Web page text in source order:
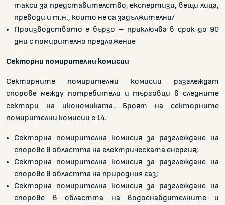
такси за представителство, експертизи, вещи лица,
преводи и т.н., които не са задължителни/
Производството е бързо – приключва в срок до 90
дни с помирително предложение
Секторни помирителни комисии
Секторните помирителни комисии разглеждат
спорове между потребители и търговци в следните
сектори на икономиката. Броят на секторните
помирителни комисии е 14.
Секторна помирителна комисия за разглеждане на
спорове в областта на електрическата енергия;
Секторна помирителна комисия за разглеждане на
спорове в областта на природния газ;
Секторна помирителна комисия за разглеждане на
спорове в областта на водоснабдителните и